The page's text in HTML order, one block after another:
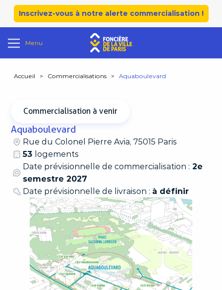
Inscrivez-vous à notre alerte commercialisation !
Menu
Accueil > Commercialisations > Aquaboulevard
Commercialisation à venir
Aquaboulevard
Rue du Colonel Pierre Avia, 75015 Paris
53 logements
Date prévisionnelle de commercialisation : 2e
semestre 2027
Date prévisionnelle de livraison : à définir